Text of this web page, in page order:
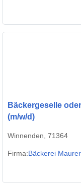
Bäckergeselle
(m/w/d)
Winnenden, 71364
Firma:Bäcke­rei Maurer